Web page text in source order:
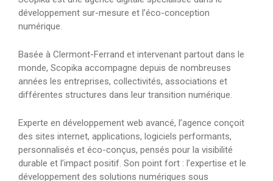
développement sur-mesure et l’éco-conception
numérique.
Basée à Clermont-Ferrand et intervenant partout dans le
monde, Scopika accompagne depuis de nombreuses
années les entreprises, collectivités, associations et
différentes structures dans leur transition numérique.
Experte en développement web avancé, l’agence conçoit
des sites internet, applications, logiciels performants,
personnalisés et éco-conçus, pensés pour la visibilité
durable et l’impact positif. Son point fort : l’expertise et le
développement des solutions numériques sous